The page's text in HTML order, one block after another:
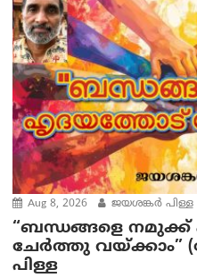
Aug 8, 2026 ജയശങ്കര്‍ പിള്ള
“ബന്ധങ്ങളെ
ചേർത്തു വയ്ക്കാം”
പിള്ള